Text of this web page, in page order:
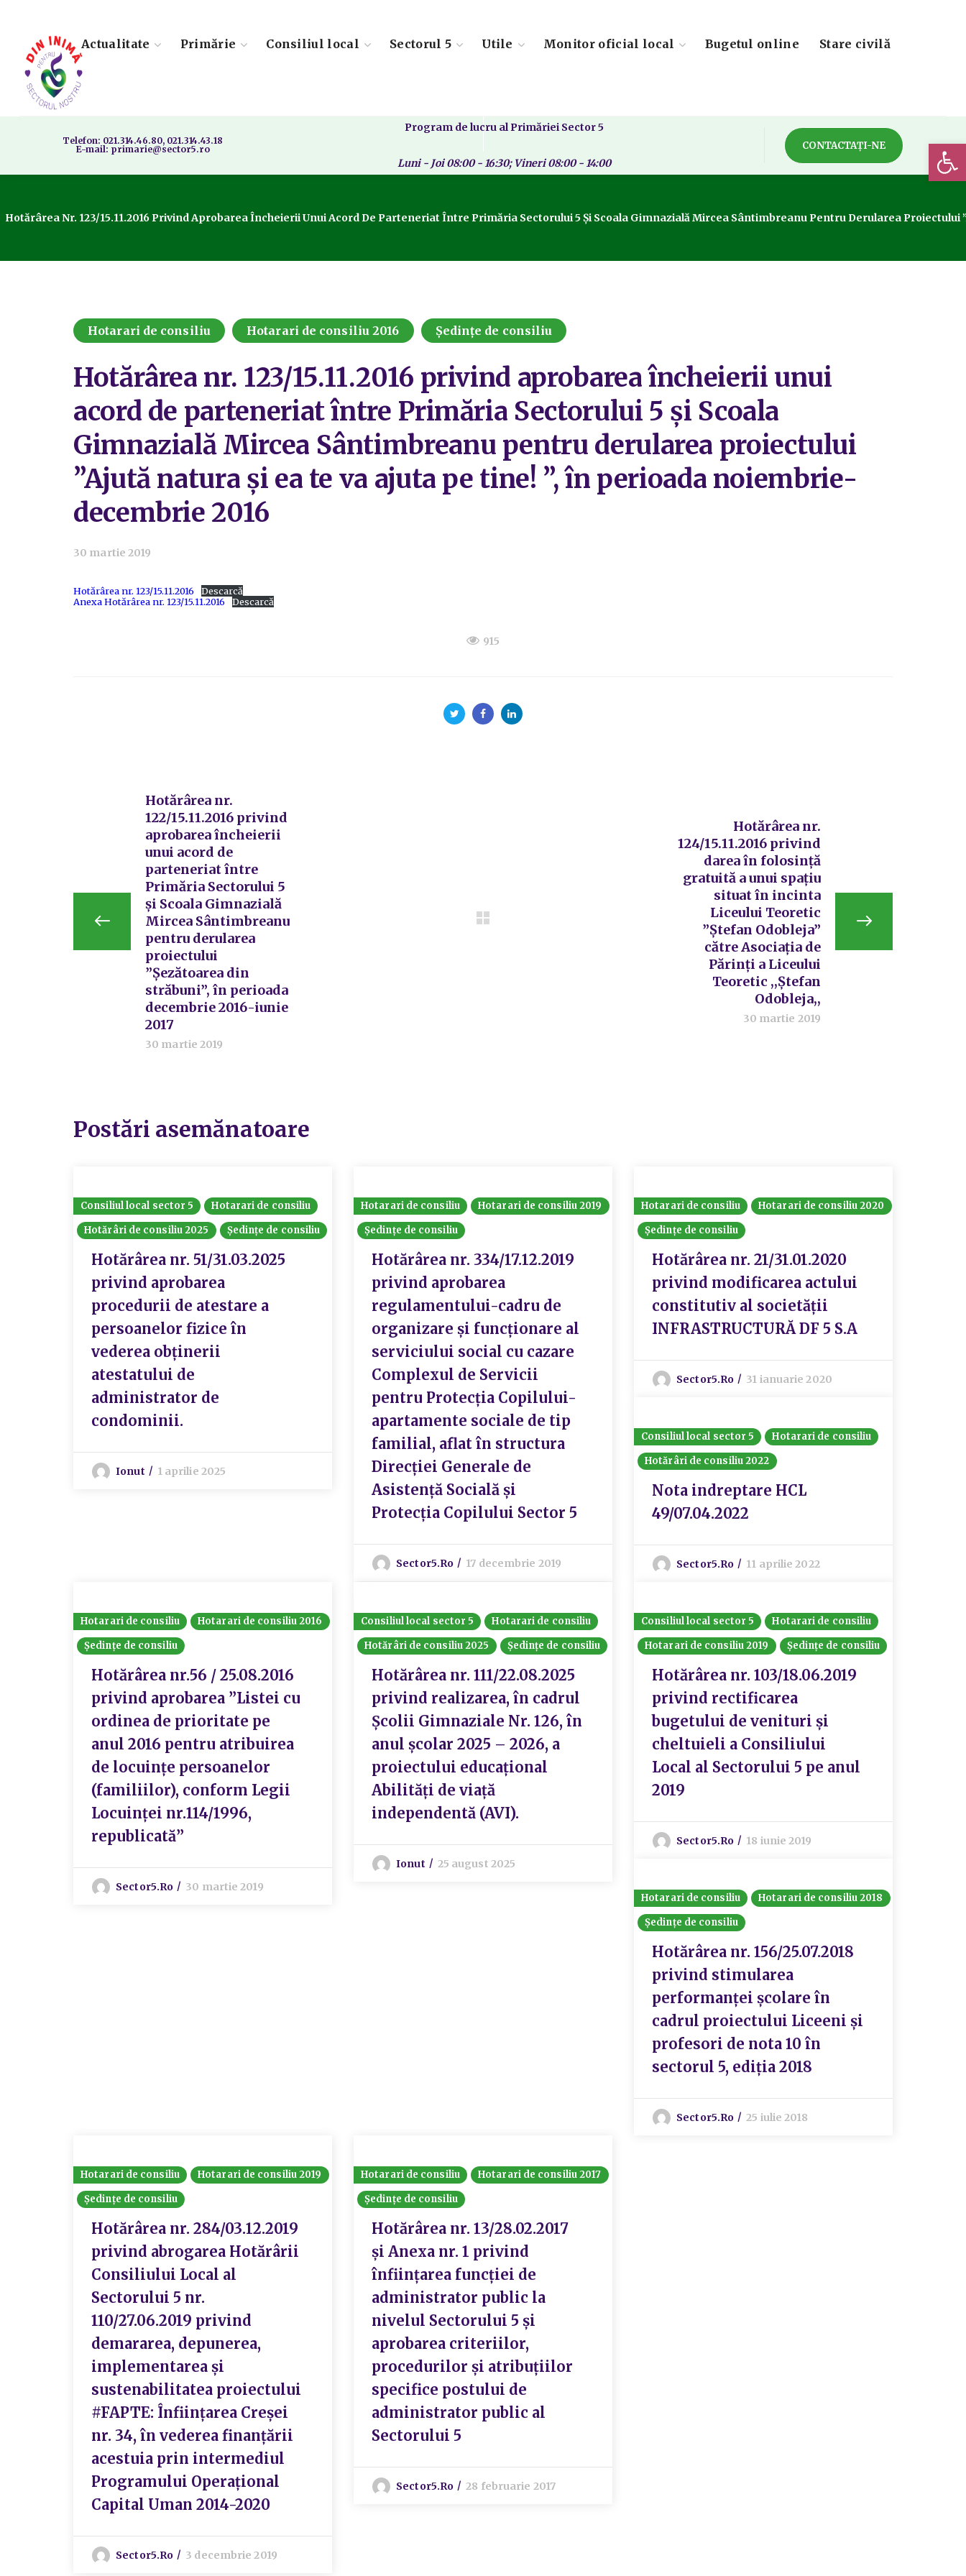
Actualitate Primărie Consiliul local Sectorul 5 Utile Monitor oficial local Bugetul online Stare civilă
Telefon: 021.314.46.80, 021.314.43.18
E-mail: primarie@sector5.ro
Program de lucru al Primăriei Sector 5
Luni - Joi 08:00 - 16:30; Vineri 08:00 - 14:00
CONTACTAȚI-NE
Hotărârea Nr. 123/15.11.2016 Privind Aprobarea Încheierii Unui Acord De Parteneriat Între Primăria Sectorului 5 Şi Scoala Gimnazială Mircea Sântimbreanu Pentru Derularea Proiectului
Hotarari de consiliu Hotarari de consiliu 2016 Ședințe de consiliu
Hotărârea nr. 123/15.11.2016 privind aprobarea încheierii unui
acord de parteneriat între Primăria Sectorului 5 şi Scoala
Gimnazială Mircea Sântimbreanu pentru derularea proiectului
”Ajută natura şi ea te va ajuta pe tine! ”, în perioada noiembrie-
decembrie 2016
30 martie 2019
Hotărârea nr. 123/15.11.2016
Descarcă
Anexa Hotărârea nr. 123/15.11.2016
Descarcă
915
Hotărârea nr.
122/15.11.2016 privind
aprobarea încheierii
unui acord de
parteneriat între
Primăria Sectorului 5
şi Scoala Gimnazială
Mircea Sântimbreanu
pentru derularea
proiectului
”Şezătoarea din
străbuni”, în perioada
decembrie 2016-iunie
2017
30 martie 2019
Hotărârea nr.
124/15.11.2016 privind
darea în folosinţă
gratuită a unui spaţiu
situat în incinta
Liceului Teoretic
”Ştefan Odobleja”
către Asociaţia de
Părinţi a Liceului
Teoretic ,,Ştefan
Odobleja,,
30 martie 2019
Postări asemănatoare
Consiliul local sector 5
Hotarari de consiliu
Hotărâri de consiliu 2025
Ședințe de consiliu
Hotărârea nr. 51/31.03.2025
privind aprobarea
procedurii de atestare a
persoanelor fizice în
vederea obținerii
atestatului de
administrator de
condominii.
Ionut 1 aprilie 2025
Hotarari de consiliu
Hotarari de consiliu 2019
Ședințe de consiliu
Hotărârea nr. 334/17.12.2019
privind aprobarea
regulamentului-cadru de
organizare și funcționare al
serviciului social cu cazare
Complexul de Servicii
pentru Protecția Copilului-
apartamente sociale de tip
familial, aflat în structura
Direcției Generale de
Asistență Socială și
Protecția Copilului Sector 5
Sector5.ro 17 decembrie 2019
Hotarari de consiliu
Hotarari de consiliu 2020
Ședințe de consiliu
Hotărârea nr. 21/31.01.2020
privind modificarea actului
constitutiv al societății
INFRASTRUCTURĂ DF 5 S.A
Sector5.ro 31 ianuarie 2020
Consiliul local sector 5
Hotarari de consiliu
Hotărâri de consiliu 2022
Nota indreptare HCL
49/07.04.2022
Sector5.ro 11 aprilie 2022
Hotarari de consiliu
Hotarari de consiliu 2016
Ședințe de consiliu
Hotărârea nr.56 / 25.08.2016
privind aprobarea ”Listei cu
ordinea de prioritate pe
anul 2016 pentru atribuirea
de locuințe persoanelor
(familiilor), conform Legii
Locuinței nr.114/1996,
republicată”
Sector5.ro 30 martie 2019
Consiliul local sector 5
Hotarari de consiliu
Hotărâri de consiliu 2025
Ședințe de consiliu
Hotărârea nr. 111/22.08.2025
privind realizarea, în cadrul
Școlii Gimnaziale Nr. 126, în
anul școlar 2025 – 2026, a
proiectului educațional
Abilități de viață
independentă (AVI).
Ionut 25 august 2025
Consiliul local sector 5
Hotarari de consiliu
Hotarari de consiliu 2019
Ședințe de consiliu
Hotărârea nr. 103/18.06.2019
privind rectificarea
bugetului de venituri și
cheltuieli a Consiliului
Local al Sectorului 5 pe anul
2019
Sector5.ro 18 iunie 2019
Hotarari de consiliu
Hotarari de consiliu 2018
Ședințe de consiliu
Hotărârea nr. 156/25.07.2018
privind stimularea
performanței școlare în
cadrul proiectului Liceeni și
profesori de nota 10 în
sectorul 5, ediția 2018
Sector5.ro 25 iulie 2018
Hotarari de consiliu
Hotarari de consiliu 2019
Ședințe de consiliu
Hotărârea nr. 284/03.12.2019
privind abrogarea Hotărârii
Consiliului Local al
Sectorului 5 nr.
110/27.06.2019 privind
demararea, depunerea,
implementarea și
sustenabilitatea proiectului
#FAPTE: Înființarea Creșei
nr. 34, în vederea finanțării
acestuia prin intermediul
Programului Operațional
Capital Uman 2014-2020
Sector5.ro 3 decembrie 2019
Hotarari de consiliu
Hotarari de consiliu 2017
Ședințe de consiliu
Hotărârea nr. 13/28.02.2017
și Anexa nr. 1 privind
înființarea funcției de
administrator public la
nivelul Sectorului 5 și
aprobarea criteriilor,
procedurilor și atribuțiilor
specifice postului de
administrator public al
Sectorului 5
Sector5.ro 28 februarie 2017